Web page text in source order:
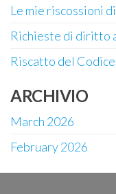
Le mie riscossioni
Richieste di diritto
Riscatto del
ARCHIVIO
March 2026
February 2026